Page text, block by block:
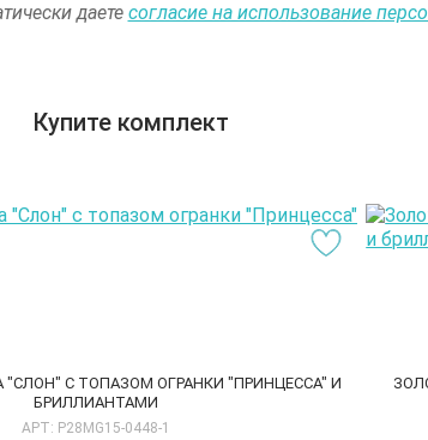
даете согласие на использование
Купите комплект
"СЛОН" С ТОПАЗОМ ОГРАНКИ "ПРИНЦЕССА" И
БРИЛЛИАНТАМИ
АРТ: P28MG15-0448-1